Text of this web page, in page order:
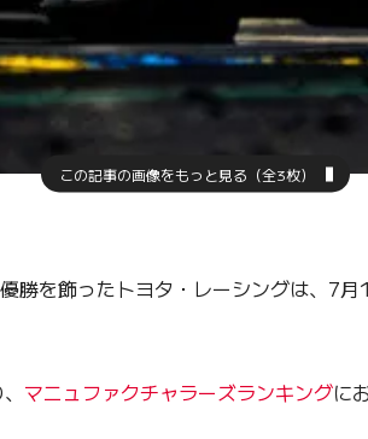
この記事の画像をもっと見る（全3枚）
を飾ったトヨタ・レーシングは、7
マニュファクチャラーズランキングに